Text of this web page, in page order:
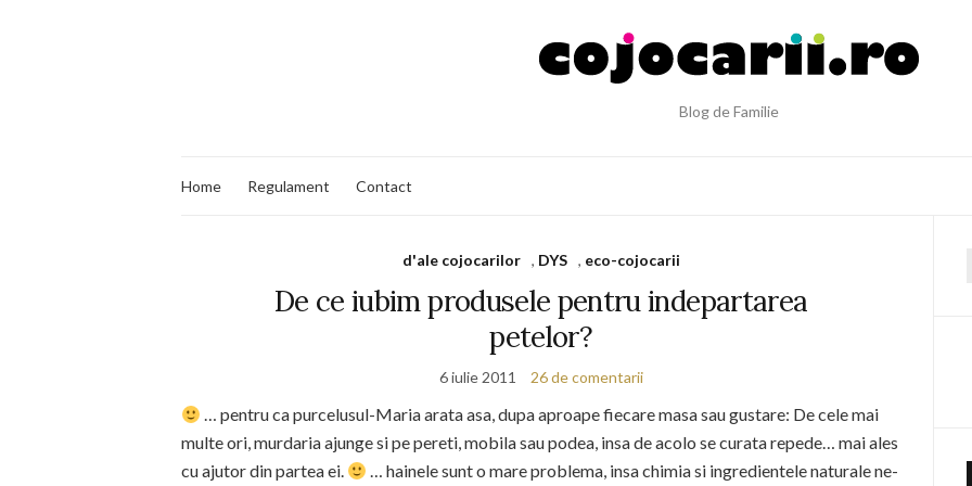
Blog de Familie
Home Regulament Contact
d'ale cojocarilor , DYS , eco-cojocarii
De ce iubim produsele pentru indepartarea
petelor?
6 iulie 2011 26 de comentarii
… pentru ca purcelusul-Maria arata asa, dupa aproape fiecare masa sau gustare: De cele mai
multe ori, murdaria ajunge si pe pereti, mobila sau podea, insa de acolo se curata repede… mai ales
cu ajutor din partea ei.
… hainele sunt o mare problema, insa chimia si ingredientele naturale ne-